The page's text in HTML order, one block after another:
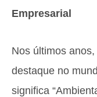
Empresarial
Nos últimos
destaque no
significa